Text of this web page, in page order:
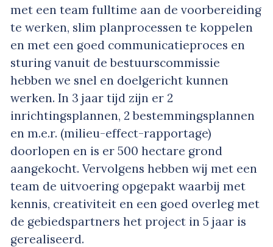
met een team fulltime aan de voorbereiding
te werken, slim planprocessen te koppelen
en met een goed communicatieproces en
sturing vanuit de bestuurscommissie
hebben we snel en doelgericht kunnen
werken. In 3 jaar tijd zijn er 2
inrichtingsplannen, 2 bestemmingsplannen
en m.e.r. (milieu-effect-rapportage)
doorlopen en is er 500 hectare grond
aangekocht. Vervolgens hebben wij met een
team de uitvoering opgepakt waarbij met
kennis, creativiteit en een goed overleg met
de gebiedspartners het project in 5 jaar is
gerealiseerd.